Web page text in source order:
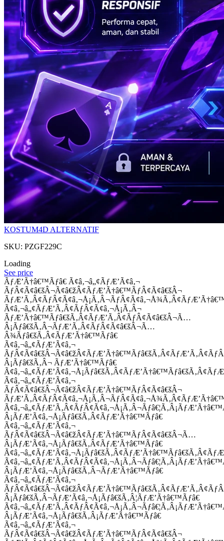
KOSTUM4D ALTERNATIF
SKU: PZGF229C
Loading
See price
ÃƒÆ’Ã†â€™Ãƒâ€ Ã¢â‚¬â„¢ÃƒÆ’Ã¢â‚¬
ÃƒÂ¢Ã¢â€šÂ¬Ã¢â€žÂ¢ÃƒÆ’Ã†â€™ÃƒÂ¢Ã¢â€šÂ¬
Ã¢â‚¬â„¢ÃƒÆ’Ã‚Â¢ÃƒÂ¢Ã¢â‚¬Å¡Ã‚Â¬
ÃƒÆ’Ã†â€™Ãƒâ€šÃ‚Â¢ÃƒÆ’Ã‚Â¢ÃƒÂ¢Ã¢â€šÂ¬Ã…
Â¡Ãƒâ€šÃ‚Â¬ÃƒÆ’Ã‚Â¢ÃƒÂ¢Ã¢â€šÂ¬Ã…
Â¾Ãƒâ€šÃ‚Â¢ÃƒÆ’Ã†â€™Ãƒâ€
Ã¢â‚¬â„¢ÃƒÆ’Ã¢â‚¬
Â¡Ãƒâ€šÃ‚Â¬ ÃƒÆ’Ã†â€™Ãƒâ€
Ã¢â‚¬â„¢ÃƒÆ’Ã¢â‚¬
ÃƒÂ¢Ã¢â€šÂ¬Ã¢â€žÂ¢ÃƒÆ’Ã†â€™ÃƒÂ¢Ã¢â€šÂ¬
Â¡ÃƒÆ’Ã¢â‚¬Å¡Ãƒâ€šÃ‚Â¢ÃƒÆ’Ã†â€™Ãƒâ€
Ã¢â‚¬â„¢ÃƒÆ’Ã¢â‚¬
ÃƒÂ¢Ã¢â€šÂ¬Ã¢â€žÂ¢ÃƒÆ’Ã†â€™ÃƒÂ¢Ã¢â€šÂ¬Ã…
Â¡ÃƒÆ’Ã¢â‚¬Å¡Ãƒâ€šÃ‚Â¢ÃƒÆ’Ã†â€™Ãƒâ€
Â¡ÃƒÆ’Ã¢â‚¬Å¡Ãƒâ€šÃ‚Â¬ÃƒÆ’Ã†â€™Ãƒâ€
Ã¢â‚¬â„¢ÃƒÆ’Ã¢â‚¬
Â¡Ãƒâ€šÃ‚Â¬ÃƒÆ’Ã¢â‚¬Å¡Ãƒâ€šÃ‚Â¦ÃƒÆ’Ã†â€™Ãƒâ€
Â¡ÃƒÆ’Ã¢â‚¬Å¡Ãƒâ€šÃ‚Â¡ÃƒÆ’Ã†â€™Ãƒâ€
Ã¢â‚¬â„¢ÃƒÆ’Ã¢â‚¬
ÃƒÂ¢Ã¢â€šÂ¬Ã¢â€žÂ¢ÃƒÆ’Ã†â€™ÃƒÂ¢Ã¢â€šÂ¬